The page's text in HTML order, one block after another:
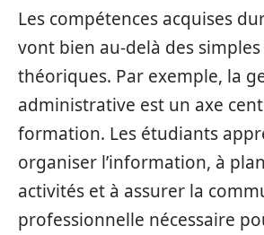
Les compétences acquises
vont bien au-delà des
théoriques. Par exemple, la
administrative est un axe
formation. Les étudiants
organiser l’information, à
activités et à assurer la
professionnelle nécessaire